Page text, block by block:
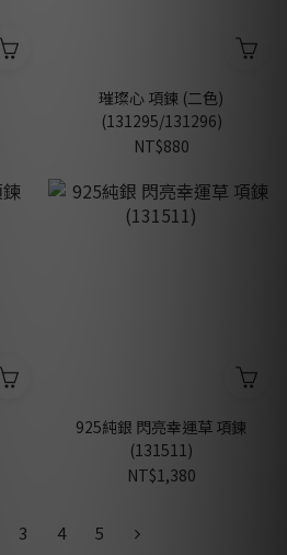
璀璨心 項鍊 (二色)
(131295/131296)
NT$880
925純銀 閃亮幸運草 項鍊
(131511)
NT$1,380
3 4 5